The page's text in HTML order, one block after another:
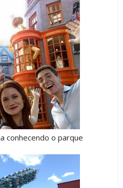
conhecendo o parque